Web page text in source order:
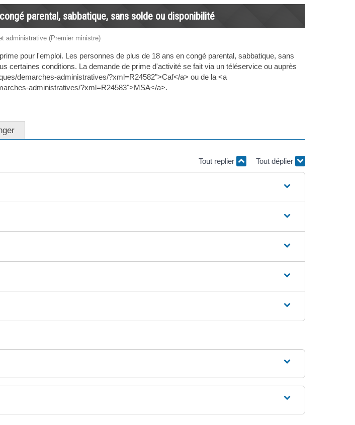
parental, sabbatique, sans solde ou disponibilité
administrative (Premier ministre)
pour l'emploi. Les personnes de plus de 18 ans en congé parental, sabbatique, sans
certaines conditions. La demande de prime d'activité se fait via un téléservice ou auprès
demarches-administratives/?xml=R24582">Caf</a> ou de la <a
administratives/?xml=R24583">MSA</a>.
Tout replier Tout déplier